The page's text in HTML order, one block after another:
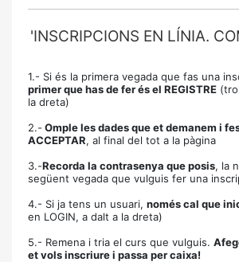
'INSCRIPCIONS EN LÍNIA.
1.- Si és la primera vegada que fas una
primer que has de fer és el REGISTRE
la dreta)
2.- Omple les dades que et demanem i
ACCEPTAR, al final del tot a la pàgina
3.-Recorda la contrasenya que posis, la
següent vegada que vulguis fer una
4.- Si ja tens un usuari, només cal que
en LOGIN, a dalt a la dreta)
5.- Remena i tria el curs que vulguis.
et vols inscriure i passa per caixa!